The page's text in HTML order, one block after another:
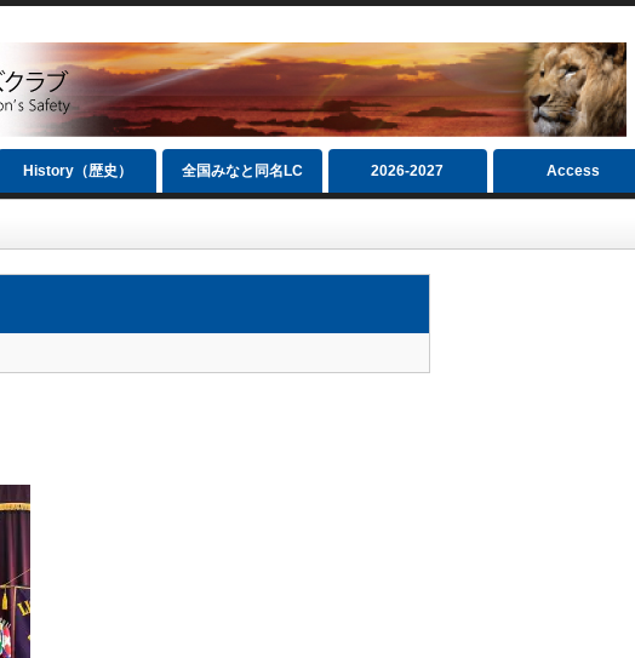
History（歴史） 全国みなと同名LC 2026‐2027 Access